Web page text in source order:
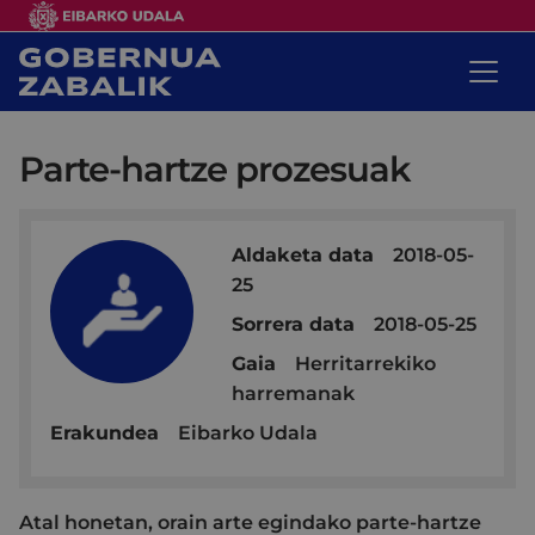
Parte-hartze prozesuak
Aldaketa data
2018-05-
25
Sorrera data
2018-05-25
Gaia
Herritarrekiko
harremanak
Erakundea
Eibarko Udala
Atal honetan, orain arte egindako parte-hartze